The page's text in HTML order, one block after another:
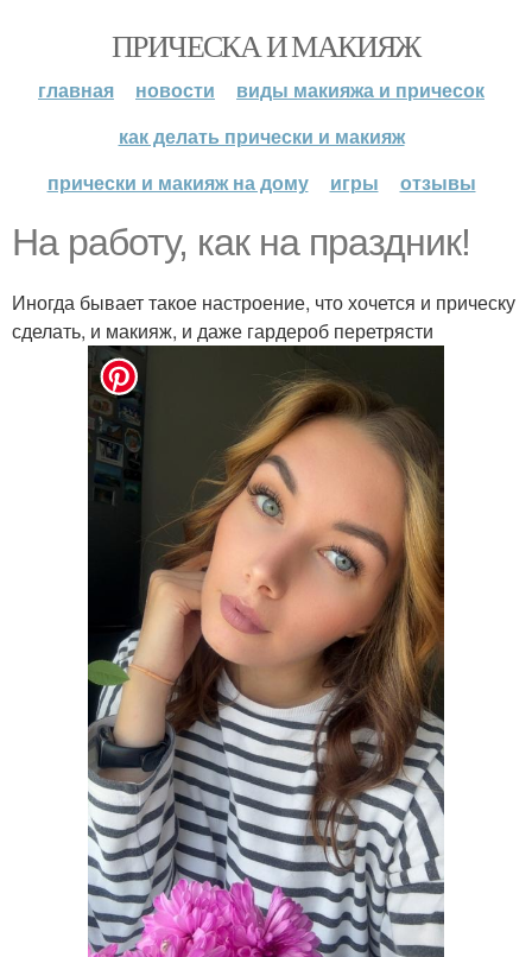
ПРИЧЕСКА И МАКИЯЖ
главная новости
виды макияжа и причесок
как делать прически и макияж
прически и макияж на дому
игры отзывы
На работу, как на праздник!
Иногда бывает такое настроение, что хочется и прическу
сделать, и макияж, и даже гардероб перетрясти